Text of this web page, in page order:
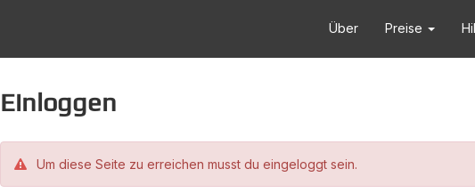
Über Preise
Einloggen
Um diese Seite zu erreichen musst du eingeloggt sein.